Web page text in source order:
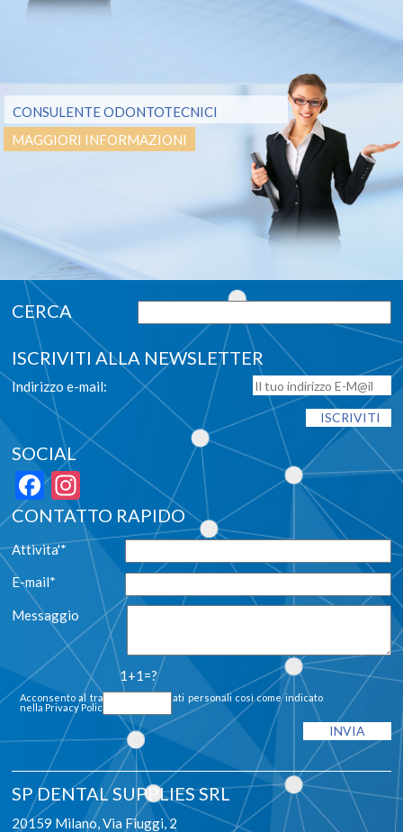
CONSULENTE ODONTOTECNICI
MAGGIORI INFORMAZIONI
ISCRIVITI ALLA NEWSLETTER
Indirizzo e-mail:
SOCIAL
Facebook
Instagram
CONTATTO RAPIDO
Attivita'*
E-mail*
Messaggio
1+1=?
Acconsento al trattamento dei dati personali così come indicato
nella Privacy Policy
SP DENTAL SUPPLIES SRL
20159 Milano, Via Fiuggi, 2